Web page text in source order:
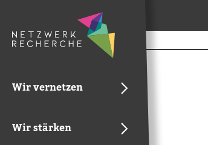
Wir vernetzen
Wir stärken